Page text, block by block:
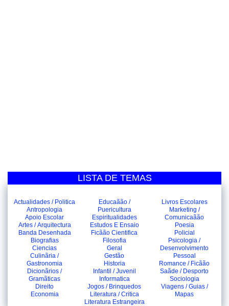
LISTA DE TEMAS
Actualidades / Politica
Antropologia
Apoio Escolar
Artes / Arquitectura
Banda Desenhada
Biografias
Ciencias
Culinãria /
Gastronomia
Dicionãrios /
Gramãticas
Direito
Economia
Educaãão /
Puericultura
Espiritualidades
Estudos E Ensaio
Ficãão Cientifica
Filosofia
Geral
Gestão
Historia
Infantil / Juvenil
Informatica
Jogos / Brinquedos
Literatura / Critica
Literatura Estrangeira
Livros Escolares
Marketing /
Comunicaãão
Poesia
Policial
Psicologia /
Desenvolvimento
Pessoal
Romance / Ficãão
Saãde / Desporto
Sociologia
Viagens / Guias /
Mapas